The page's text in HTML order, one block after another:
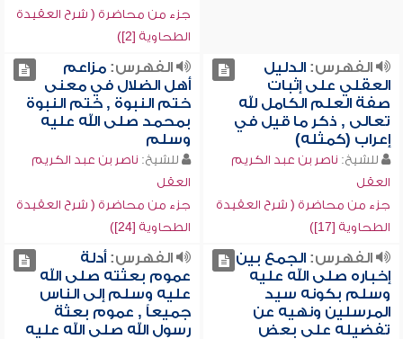
جزء من محاضرة ( شرح العقيدة
الطحاوية [2])
الفهرس:الدليل
العقلي على إثبات
صفة العلم الكامل لله
تعالى , ذكر ما قيل في
إعراب (كمثله)
للشيخ: ناصر بن عبد الكريم
العقل
جزء من محاضرة ( شرح العقيدة
الطحاوية [17])
الفهرس:مزاعم
أهل الضلال في معنى
ختم النبوة , ختم النبوة
بمحمد صلى الله عليه
وسلم
للشيخ: ناصر بن عبد الكريم
العقل
جزء من محاضرة ( شرح العقيدة
الطحاوية [24])
الفهرس:الجمع بين
إخباره صلى الله عليه
وسلم بكونه سيد
المرسلين ونهيه عن
تفضيله على بعض
الفهرس:أدلة
عموم بعثته صلى الله
عليه وسلم إلى الناس
جميعاً , عموم بعثة
رسول الله صلى الله عليه